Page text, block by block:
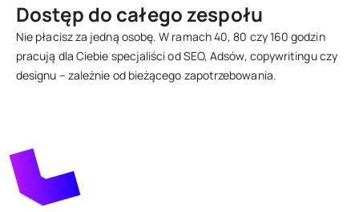
Dostęp do całego zespołu
Nie płacisz za jedną osobę. W ramach 40, 80 czy 160 godzin
pracują dla Ciebie specjaliści od SEO, Adsów, copywritingu czy
designu – zależnie od bieżącego zapotrzebowania.